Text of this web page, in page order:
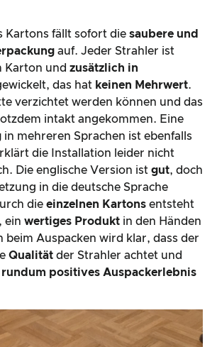
Kartons fällt sofort die saubere und
auf. Jeder Strahler ist
Karton und zusätzlich in
das hat keinen Mehrwert.
verzichtet werden können und das
intakt angekommen. Eine
in mehreren Sprachen ist ebenfalls
die Installation leider nicht
Die englische Version ist gut, doch
in die deutsche Sprache
die einzelnen Kartons entsteht
ein wertiges Produkt in den Händen
beim Auspacken wird klar, dass der
Qualität der Strahler achtet und
rundum positives Auspackerlebnis